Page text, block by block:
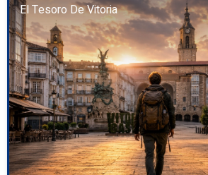
El Tesoro De Vitoria